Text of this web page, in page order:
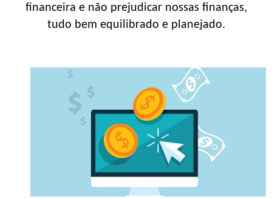
financeira e não prejudicar nossas finanças,
tudo bem equilibrado e planejado.